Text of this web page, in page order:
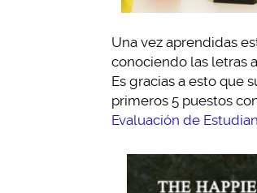
Una vez aprendidas
conociendo las letras
Es gracias a esto que
primeros 5 puestos
Evaluación de